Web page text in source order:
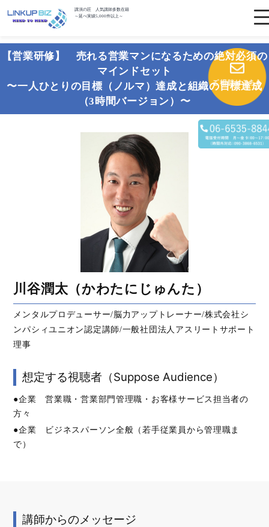
講演の匠 人気講師多数在籍
～延べ実績5,000件以上～
【営業研修】 売れる営業マンになるための絶対必須の
マインドセット
〜一人ひとりの目標（ノルマ）達成と組織の目標達成
（3時間バージョン）〜
川谷潤太（かわたにじゅんた）
メンタルプロデューサー/脳力アップトレーナー/株式会社シ
ンパシィユニオン認定講師/一般社団法人アスリートサポート
理事
想定する視聴者（Suppose Audience）
●企業 営業職・営業部門管理職・お客様サービス担当者の
方々
●企業 ビジネスパーソン全般（若手従業員から管理職ま
で）
講師からのメッセージ